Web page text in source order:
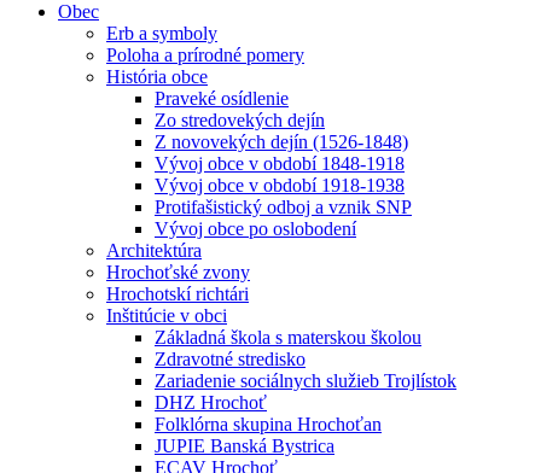
Obec
Erb a symboly
Poloha a prírodné pomery
História obce
Praveké osídlenie
Zo stredovekých dejín
Z novovekých dejín (1526-1848)
Vývoj obce v období 1848-1918
Vývoj obce v období 1918-1938
Protifašistický odboj a vznik SNP
Vývoj obce po oslobodení
Architektúra
Hrochoťské zvony
Hrochotskí richtári
Inštitúcie v obci
Základná škola s materskou školou
Zdravotné stredisko
Zariadenie sociálnych služieb Trojlístok
DHZ Hrochoť
Folklórna skupina Hrochoťan
JUPIE Banská Bystrica
ECAV Hrochoť